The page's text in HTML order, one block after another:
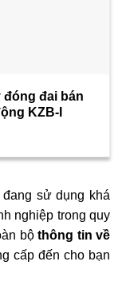
đóng đai bán
KZB-I
sử dụng khá
nghiệp trong quy
bộ thông tin về
cấp đến cho bạn